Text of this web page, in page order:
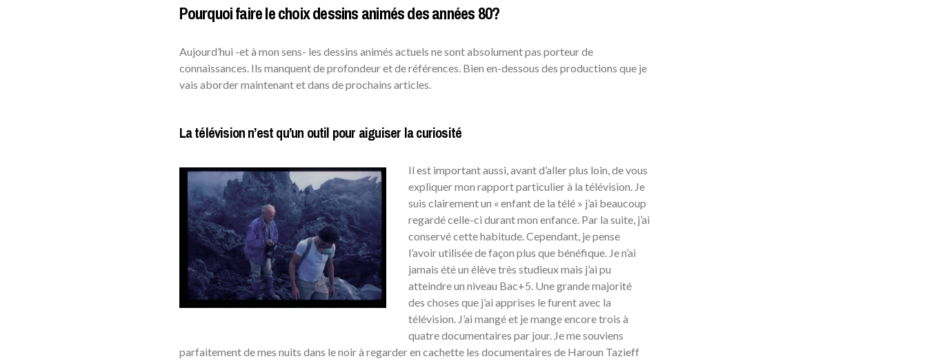
Pourquoi faire le choix dessins animés des années 80?
Aujourd’hui -et à mon sens- les dessins animés actuels ne sont absolument pas porteur de
connaissances. Ils manquent de profondeur et de références. Bien en-dessous des productions que je
vais aborder maintenant et dans de prochains articles.
La télévision n’est qu’un outil pour aiguiser la curiosité
Il est important aussi, avant d’aller plus loin, de vous
expliquer mon rapport particulier à la télévision. Je
suis clairement un « enfant de la télé » j’ai beaucoup
regardé celle-ci durant mon enfance. Par la suite, j’ai
conservé cette habitude. Cependant, je pense
l’avoir utilisée de façon plus que bénéfique. Je n’ai
jamais été un élève très studieux mais j’ai pu
atteindre un niveau Bac+5. Une grande majorité
des choses que j’ai apprises le furent avec la
télévision. J’ai mangé et je mange encore trois à
quatre documentaires par jour. Je me souviens
parfaitement de mes nuits dans le noir à regarder en cachette les documentaires de Haroun Tazieff